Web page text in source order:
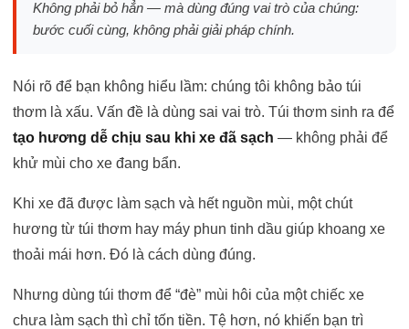
Không phải bỏ hẳn — mà dùng đúng vai trò của chúng:
bước cuối cùng, không phải giải pháp chính.
Nói rõ để bạn không hiểu lầm: chúng tôi không bảo túi
thơm là xấu. Vấn đề là dùng sai vai trò. Túi thơm sinh ra để
tạo hương dễ chịu sau khi xe đã sạch — không phải để
khử mùi cho xe đang bẩn.
Khi xe đã được làm sạch và hết nguồn mùi, một chút
hương từ túi thơm hay máy phun tinh dầu giúp khoang xe
thoải mái hơn. Đó là cách dùng đúng.
Nhưng dùng túi thơm để “đè” mùi hôi của một chiếc xe
chưa làm sạch thì chỉ tốn tiền. Tệ hơn, nó khiến bạn trì